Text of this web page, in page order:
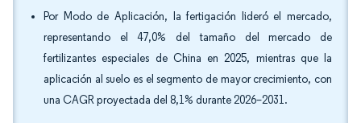
Por Modo de Aplicación, la fertigación lideró el mercado,
representando el 47,0% del tamaño del mercado de
fertilizantes especiales de China en 2025, mientras que la
aplicación al suelo es el segmento de mayor crecimiento, con
una CAGR proyectada del 8,1% durante 2026–2031.